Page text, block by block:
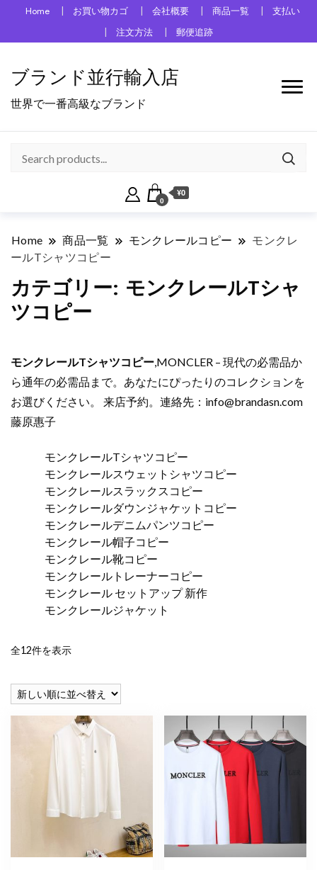
Home お買い物カゴ 会社概要 商品一覧
支払い
注文方法
郵便追跡
ブランド並行輸入店
世界で一番高級なブランド
0
¥0
Home 商品一覧 モンクレールコピー
モンクレ
ールTシャツコピー
カテゴリー: モンクレールTシャ
ツコピー
モンクレールTシャツコピー,MONCLER – 現代の必需品か
ら通年の必需品まで。あなたにぴったりのコレクションを
お選びください。 来店予約。連絡先： info@brandasn.com
藤原惠子
モンクレールTシャツコピー
モンクレールスウェットシャツコピー
モンクレールスラックスコピー
モンクレールダウンジャケットコピー
モンクレールデニムパンツコピー
モンクレール帽子コピー
モンクレール靴コピー
モンクレールトレーナーコピー
モンクレール セットアップ 新作
モンクレールジャケット
全12件を表示新
い
順